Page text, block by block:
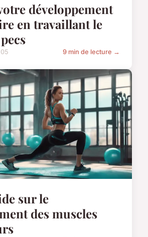
développement
en travaillant le
9 min de lecture →
sur le
des muscles